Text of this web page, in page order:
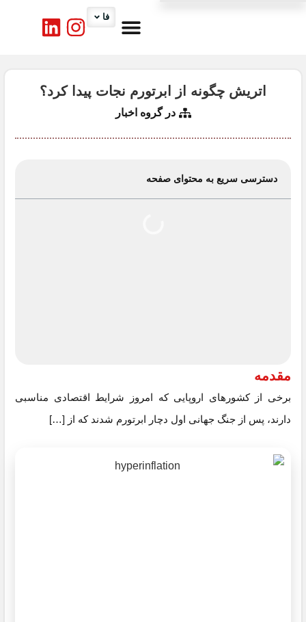
فا
اتریش چگونه از ابرتورم نجات پیدا کرد؟
در گروه اخبار
دسترسی سریع به محتوای صفحه
مقدمه
برخی از کشور‌های اروپایی که امروز شرایط اقتصادی مناسبی
دارند، پس از جنگ جهانی اول دچار ابرتورم شدند که از […]